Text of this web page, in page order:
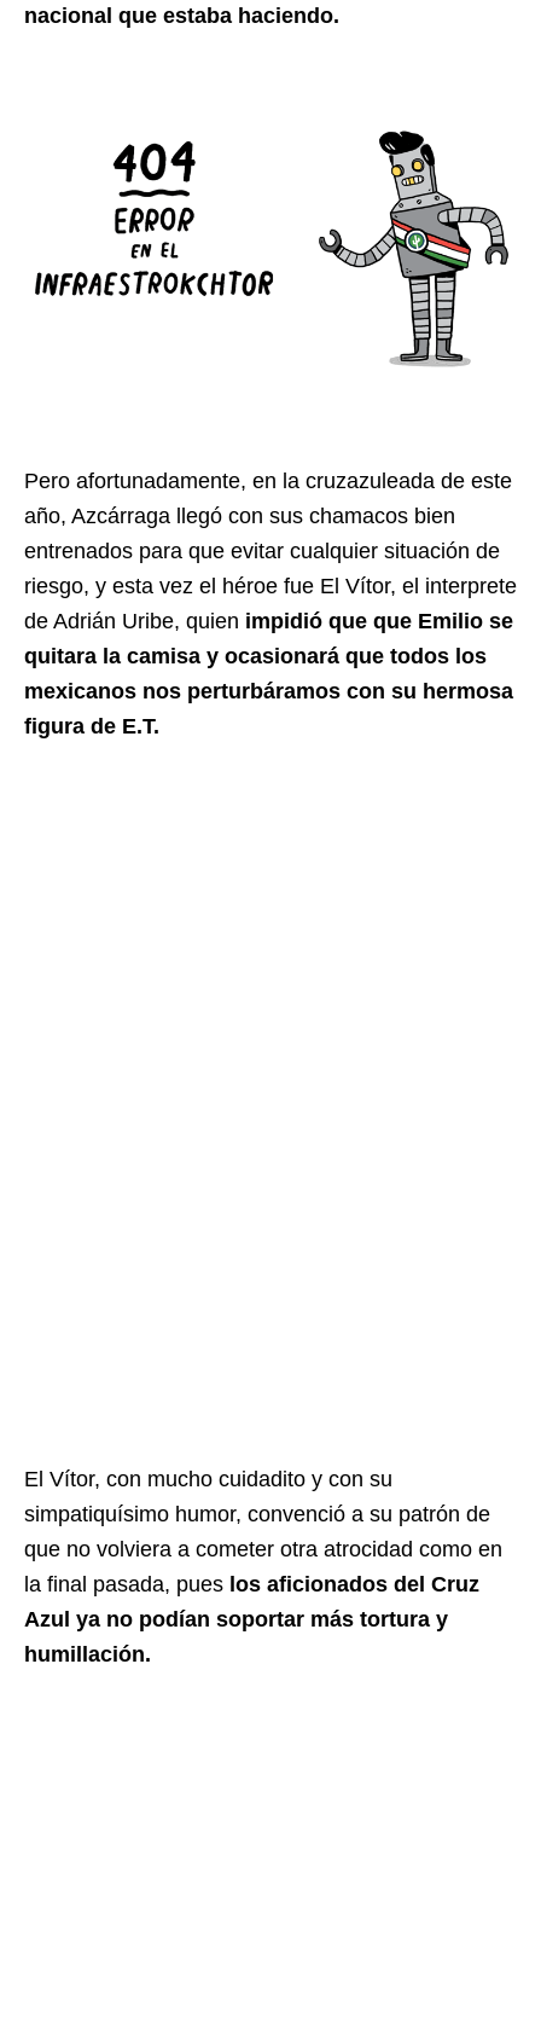
nacional que estaba haciendo.
Pero afortunadamente, en la cruzazuleada de este
año, Azcárraga llegó con sus chamacos bien
entrenados para que evitar cualquier situación de
riesgo, y esta vez el héroe fue El Vítor, el interprete
de Adrián Uribe, quien impidió que que Emilio se
quitara la camisa y ocasionará que todos los
mexicanos nos perturbáramos con su hermosa
figura de E.T.
El Vítor, con mucho cuidadito y con su
simpatiquísimo humor, convenció a su patrón de
que no volviera a cometer otra atrocidad como en
la final pasada, pues los aficionados del Cruz
Azul ya no podían soportar más tortura y
humillación.